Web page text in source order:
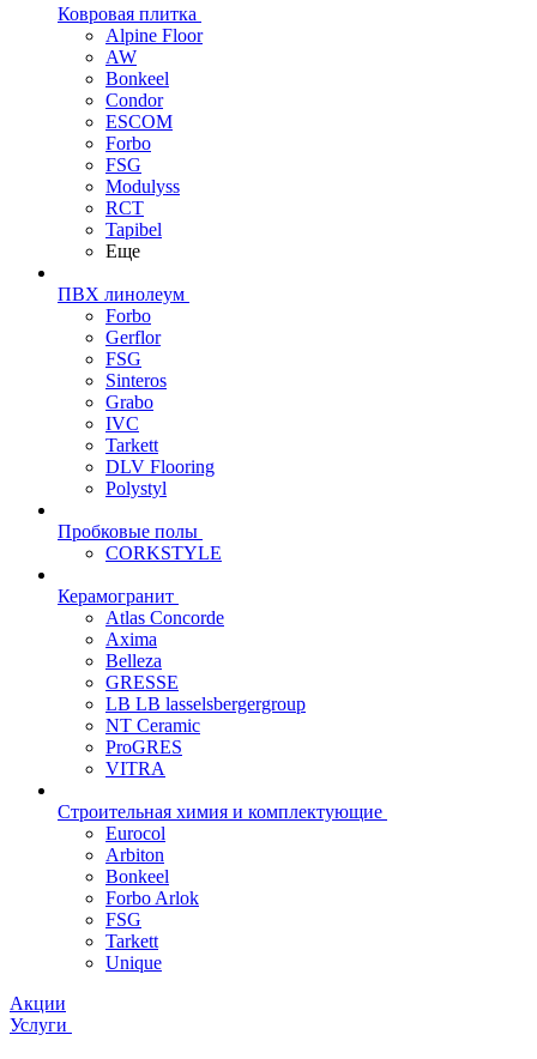
Ковровая плитка
Alpine Floor
AW
Bonkeel
Condor
ESCOM
Forbo
FSG
Modulyss
RCT
Tapibel
Еще
ПВХ линолеум
Forbo
Gerflor
FSG
Sinteros
Grabo
IVC
Tarkett
DLV Flooring
Polystyl
Пробковые полы
CORKSTYLE
Керамогранит
Atlas Concorde
Axima
Belleza
GRESSE
LB LB lasselsbergergroup
NT Ceramic
ProGRES
VITRA
Строительная химия и комплектующие
Eurocol
Arbiton
Bonkeel
Forbo Arlok
FSG
Tarkett
Unique
Акции
Услуги